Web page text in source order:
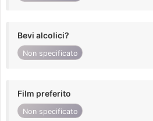
Bevi alcolici?
Non specificato
Film preferito
Non specificato